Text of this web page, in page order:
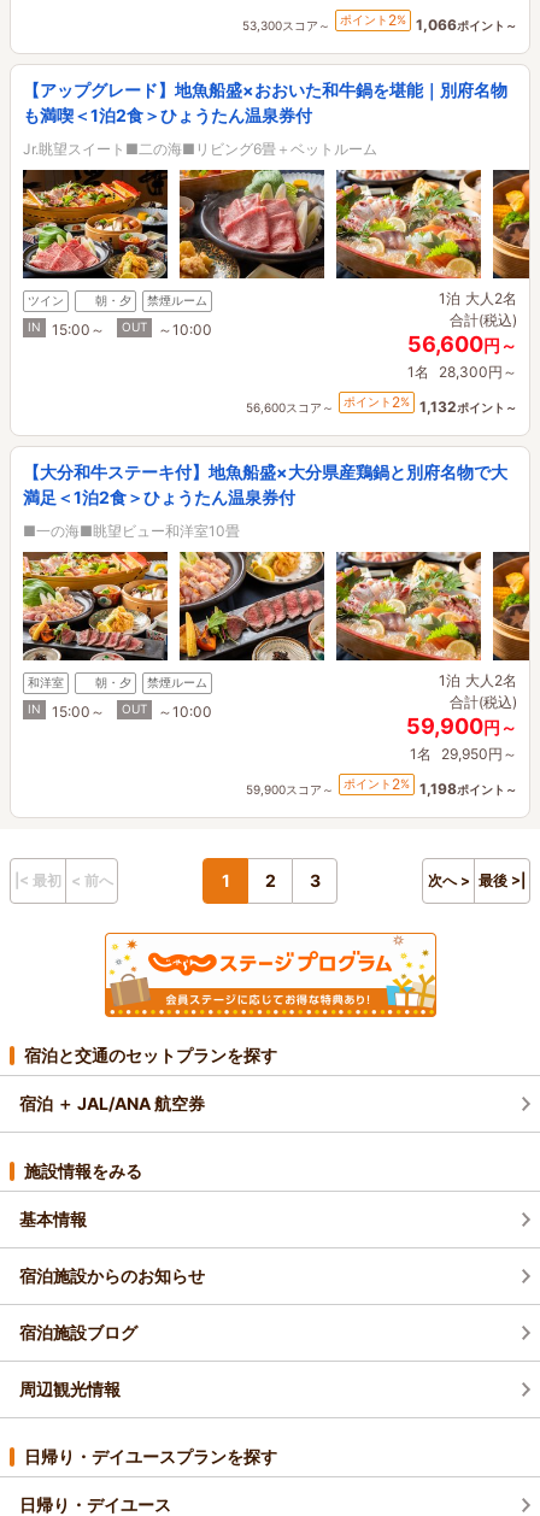
53,300スコア～ ポイント 2% 1,066ポイント～
【アップグレード】地魚船盛×おおいた和牛鍋を堪能｜別府名物
も満喫＜1泊2食＞ひょうたん温泉券付
Jr.眺望スイート■二の海■リビング6畳＋ベットルーム
ツイン 朝・夕
禁煙ルーム
IN
15:00～ OUT ～10:00
1泊 大人2名
合計(税込)
56,600円～
1名 28,300円～
56,600スコア～ ポイント 2% 1,132ポイント～
【大分和牛ステーキ付】地魚船盛×大分県産鶏鍋と別府名物で大
満足＜1泊2食＞ひょうたん温泉券付
■一の海■眺望ビュー和洋室10畳
和洋室 朝・夕
禁煙ルーム
IN
15:00～ OUT ～10:00
1泊 大人2名
合計(税込)
59,900円～
1名 29,950円～
59,900スコア～ ポイント 2% 1,198ポイント～
|< 最初 < 前へ 1 2 3 次へ > 最後 >|
宿泊と交通のセットプランを探す
宿泊 ＋ JAL/ANA 航空券
施設情報をみる
基本情報
宿泊施設からのお知らせ
宿泊施設ブログ
周辺観光情報
日帰り・デイユースプランを探す
日帰り・デイユース